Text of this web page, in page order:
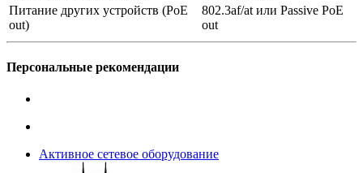
Питание других устройств (PoE
out)
802.3af/at или Passive PoE
out
Персональные рекомендации
Активное сетевое оборудование